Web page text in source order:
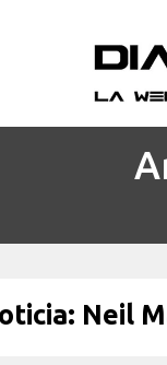
Neil